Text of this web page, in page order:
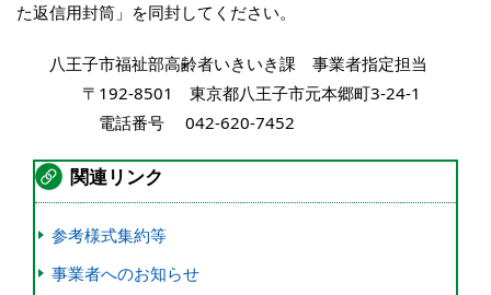
た返信用封筒」を同封してください。
八王子市福祉部高齢者いきいき課 事業者指定担当
〒192-8501 東京都八王子市元本郷町3-24-1
電話番号 042-620-7452
関連リンク
参考様式集約等
事業者へのお知らせ